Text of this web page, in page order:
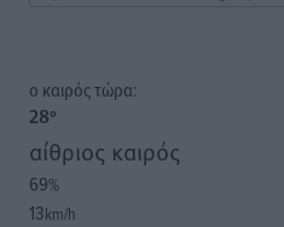
o καιρός τώρα:
28°
αίθριος καιρός
69%
13km/h